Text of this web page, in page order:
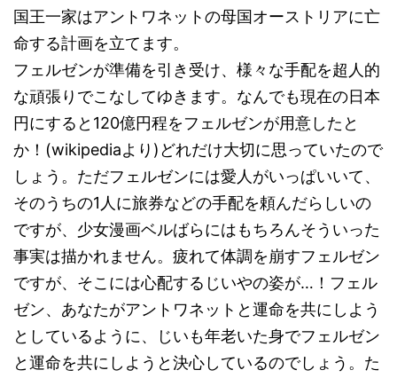
国王一家はアントワネットの母国オーストリアに亡
命する計画を立てます。
フェルゼンが準備を引き受け、様々な手配を超人的
な頑張りでこなしてゆきます。なんでも現在の日本
円にすると120億円程をフェルゼンが用意したと
か！(wikipediaより)どれだけ大切に思っていたので
しょう。ただフェルゼンには愛人がいっぱいいて、
そのうちの1人に旅券などの手配を頼んだらしいの
ですが、少女漫画ベルばらにはもちろんそういった
事実は描かれません。疲れて体調を崩すフェルゼン
ですが、そこには心配するじいやの姿が…！フェル
ゼン、あなたがアントワネットと運命を共にしよう
としているように、じいも年老いた身でフェルゼン
と運命を共にしようと決心しているのでしょう。た